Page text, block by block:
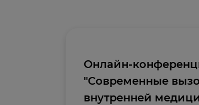
Онлайн-
"Современные
внутренней